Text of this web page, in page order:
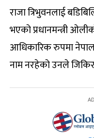
राजा त्रिभुवनलाई
भएको प्रधानमन्त्री
आधिकारिक रुपमा
नाम नरहेको उनले